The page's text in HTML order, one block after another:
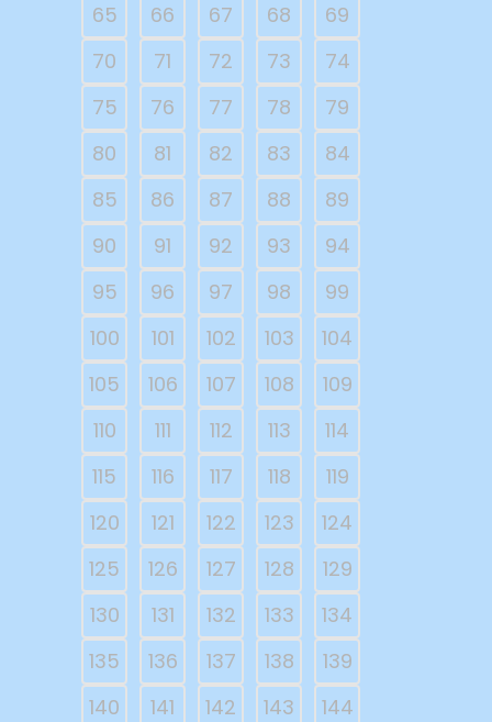
65
66 67 68
69
70
71 72 73
74
75
76 77 78
79
80
81 82 83
84
85
86 87 88
89
90
91 92 93
94
95
96 97 98
99
100
101 102 103
104
105
106 107 108
109
110
111 112 113
114
115
116 117 118
119
120
121 122 123
124
125
126 127 128
129
130
131 132 133
134
135
136 137 138
139
140
141 142 143
144